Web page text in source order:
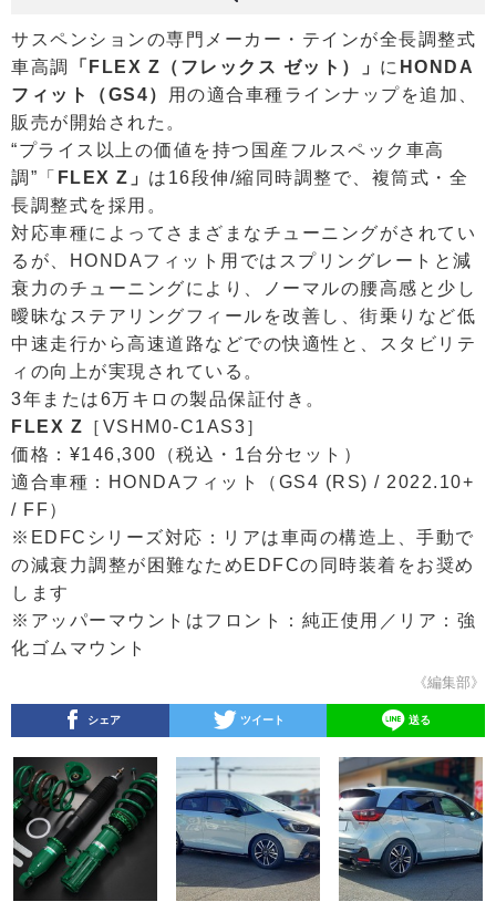
サスペンションの専門メーカー・テインが全長調整式
車高調
「FLEX Z（フレックス ゼット）」 に HONDA
フィット（GS4）
用の適合車種ラインナップを追加、
販売が開始された。
“プライス以上の価値を持つ国産フルスペック車高
調”「
FLEX Z」 は16段伸/縮同時調整で、複筒式・全
長調整式を採用。
対応車種によってさまざまなチューニングがされてい
るが、HONDAフィット用ではスプリングレートと減
衰力のチューニングにより、ノーマルの腰高感と少し
曖昧なステアリングフィールを改善し、街乗りなど低
中速走行から高速道路などでの快適性と、スタビリテ
ィの向上が実現されている。
3年または6万キロの製品保証付き。
FLEX Z ［VSHM0-C1AS3］
価格：¥146,300（税込・1台分セット）
適合車種：HONDAフィット（GS4 (RS) / 2022.10+
/ FF）
※EDFCシリーズ対応：リアは車両の構造上、手動で
の減衰力調整が困難なためEDFCの同時装着をお奨め
します
※アッパーマウントはフロント：純正使用／リア：強
化ゴムマウント
《編集部》
シェア ツイート 送る